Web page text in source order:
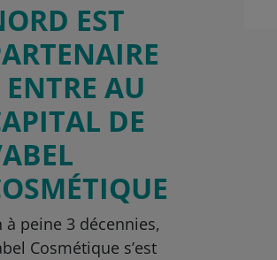
EST
ENTRE AU
DE
à peine 3 décennies,
Cosmétique s’est